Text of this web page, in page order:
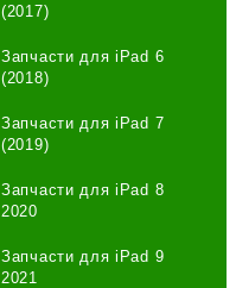
(2017)
Запчасти для iPad 6
(2018)
Запчасти для iPad 7
(2019)
Запчасти для iPad 8
2020
Запчасти для iPad 9
2021